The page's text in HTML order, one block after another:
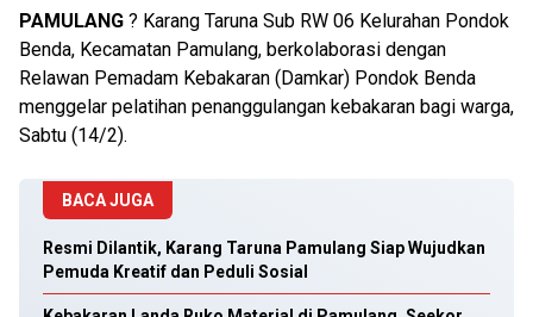
PAMULANG ? Karang Taruna Sub RW 06 Kelurahan Pondok
Benda, Kecamatan Pamulang, berkolaborasi dengan
Relawan Pemadam Kebakaran (Damkar) Pondok Benda
menggelar pelatihan penanggulangan kebakaran bagi warga,
Sabtu (14/2).
BACA JUGA
Resmi Dilantik, Karang Taruna Pamulang Siap Wujudkan
Pemuda Kreatif dan Peduli Sosial